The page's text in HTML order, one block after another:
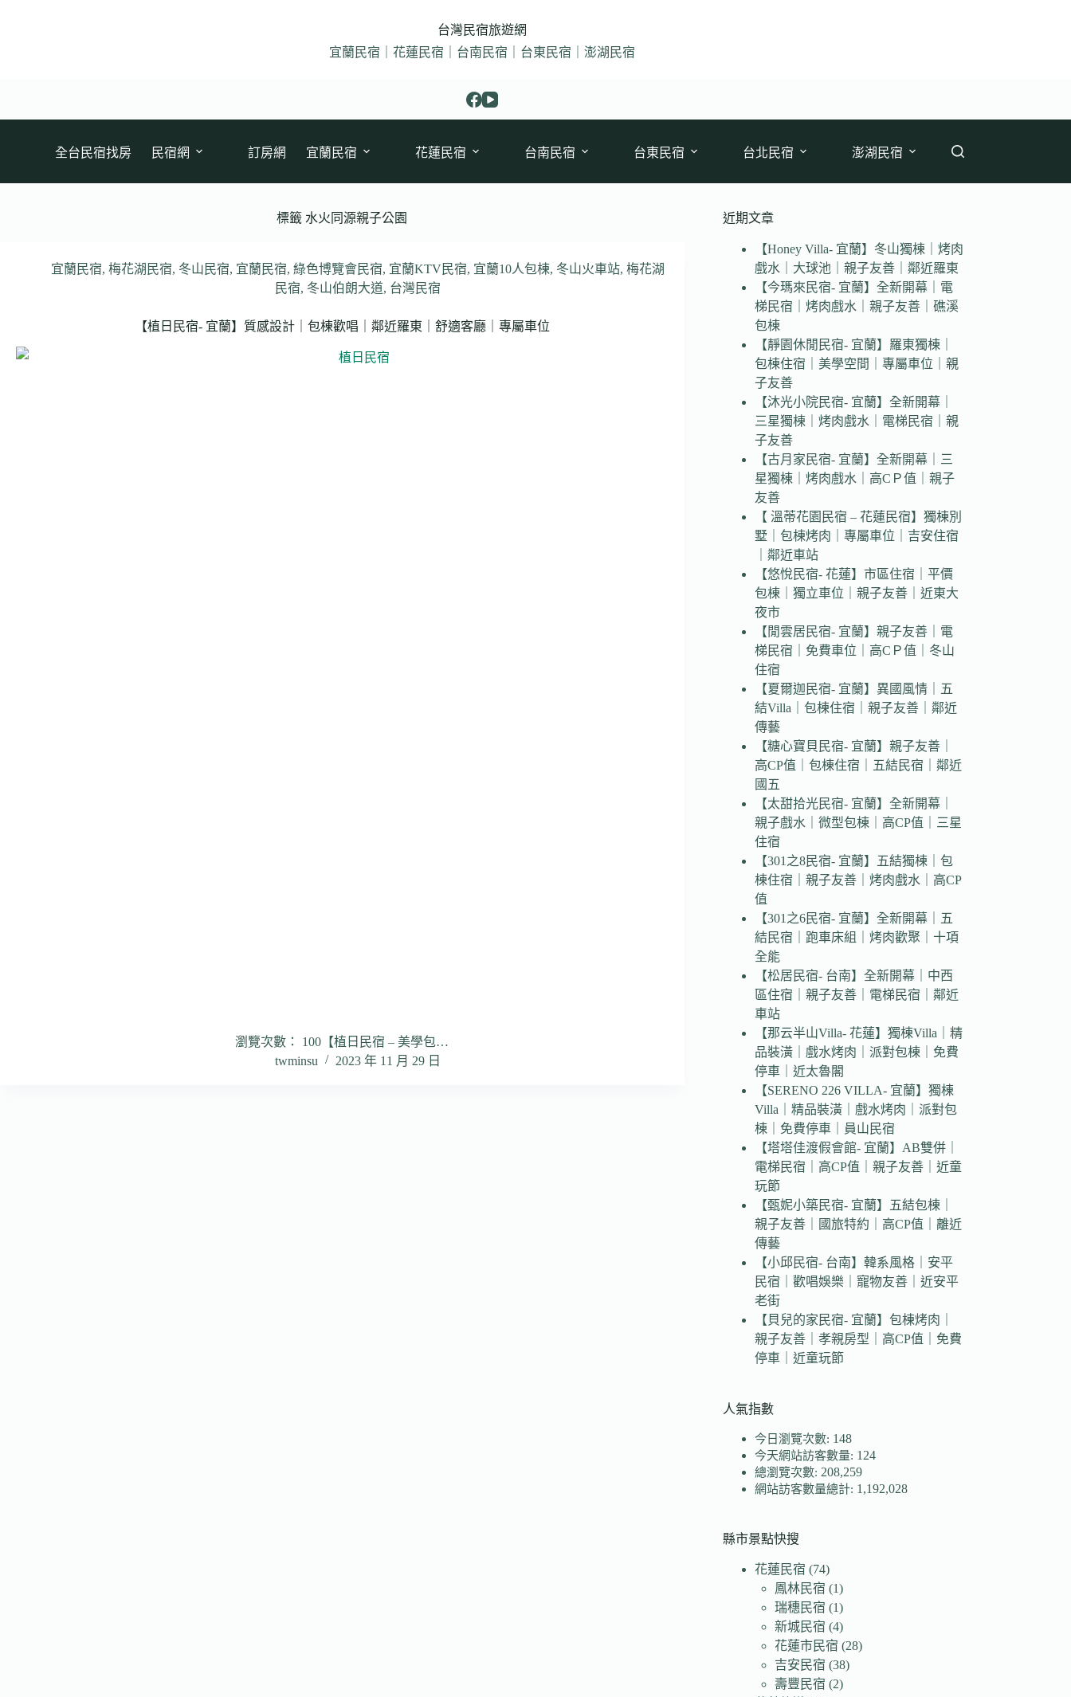
台灣民宿旅遊網
宜蘭民宿｜花蓮民宿｜台南民宿｜台東民宿｜澎湖民宿
全台民宿找房 民宿網 訂房網 宜蘭民宿 花蓮民宿 台南民宿 台東民宿 台北民宿 澎湖民宿
標籤 水火同源親子公園
宜蘭民宿,梅花湖民宿, 冬山民宿, 宜蘭民宿,綠色博覽會民宿, 宜蘭KTV民宿, 宜蘭10人包棟, 冬山火車站,梅花湖
民宿, 冬山伯朗大道, 台灣民宿
【植日民宿- 宜蘭】質感設計｜包棟歡唱｜鄰近羅東｜舒適客廳｜專屬車位
瀏覽次數： 100【植日民宿 – 美學包…
twminsu
2023 年 11 月 29 日
近期文章
【Honey Villa- 宜蘭】冬山獨棟｜烤肉
戲水｜大球池｜親子友善｜鄰近羅東
【今瑪來民宿- 宜蘭】全新開幕｜電
梯民宿｜烤肉戲水｜親子友善｜礁溪
包棟
【靜園休閒民宿- 宜蘭】羅東獨棟｜
包棟住宿｜美學空間｜專屬車位｜親
子友善
【沐光小院民宿- 宜蘭】全新開幕｜
三星獨棟｜烤肉戲水｜電梯民宿｜親
子友善
【古月家民宿- 宜蘭】全新開幕｜三
星獨棟｜烤肉戲水｜高CＰ值｜親子
友善
【 溫蒂花園民宿 – 花蓮民宿】獨棟別
墅｜包棟烤肉｜專屬車位｜吉安住宿
｜鄰近車站
【悠悅民宿- 花蓮】市區住宿｜平價
包棟｜獨立車位｜親子友善｜近東大
夜市
【閒雲居民宿- 宜蘭】親子友善｜電
梯民宿｜免費車位｜高CＰ值｜冬山
住宿
【夏爾迦民宿- 宜蘭】異國風情｜五
結Villa｜包棟住宿｜親子友善｜鄰近
傳藝
【糖心寶貝民宿- 宜蘭】親子友善｜
高CP值｜包棟住宿｜五結民宿｜鄰近
國五
【太甜拾光民宿- 宜蘭】全新開幕｜
親子戲水｜微型包棟｜高CP值｜三星
住宿
【301之8民宿- 宜蘭】五結獨棟｜包
棟住宿｜親子友善｜烤肉戲水｜高CP
值
【301之6民宿- 宜蘭】全新開幕｜五
結民宿｜跑車床組｜烤肉歡聚｜十項
全能
【松居民宿- 台南】全新開幕｜中西
區住宿｜親子友善｜電梯民宿｜鄰近
車站
【那云半山Villa- 花蓮】獨棟Villa｜精
品裝潢｜戲水烤肉｜派對包棟｜免費
停車｜近太魯閣
【SERENO 226 VILLA- 宜蘭】獨棟
Villa｜精品裝潢｜戲水烤肉｜派對包
棟｜免費停車｜員山民宿
【塔塔佳渡假會館- 宜蘭】AB雙併｜
電梯民宿｜高CP值｜親子友善｜近童
玩節
【甄妮小築民宿- 宜蘭】五結包棟｜
親子友善｜國旅特約｜高CP值｜離近
傳藝
【小邱民宿- 台南】韓系風格｜安平
民宿｜歡唱娛樂｜寵物友善｜近安平
老街
【貝兒的家民宿- 宜蘭】包棟烤肉｜
親子友善｜孝親房型｜高CP值｜免費
停車｜近童玩節
人氣指數
今日瀏覽次數: 148
今天網站訪客數量: 124
總瀏覽次數: 208,259
網站訪客數量總計: 1,192,028
縣市景點快搜
花蓮民宿 (74)
鳳林民宿 (1)
瑞穗民宿 (1)
新城民宿 (4)
花蓮市民宿 (28)
吉安民宿 (38)
壽豐民宿 (2)